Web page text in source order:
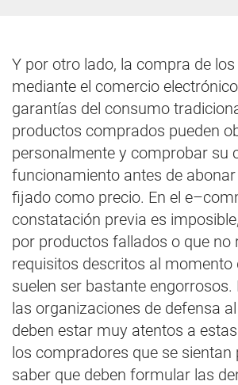
Y por otro lado, la compra de
mediante el comercio
garantías del consumo
productos comprados pueden
personalmente y comprobar su
funcionamiento antes de
fijado como precio. En el
constatación previa es
por productos fallados o que no
requisitos descritos al momento
suelen ser bastante engorrosos.
las organizaciones de defensa
deben estar muy atentos a
los compradores que se sientan
saber que deben formular las